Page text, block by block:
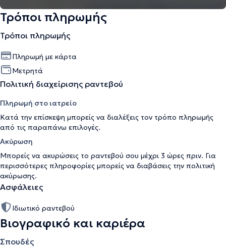
Τρόποι πληρωμής
Τρόποι πληρωμής
Πληρωμή με κάρτα
Μετρητά
Πολιτική διαχείρισης ραντεβού
Πληρωμή στο ιατρείο
Κατά την επίσκεψη μπορείς να διαλέξεις τον τρόπο πληρωμής
από τις παραπάνω επιλογές.
Ακύρωση
Μπορείς να ακυρώσεις το ραντεβού σου μέχρι 3 ώρες πριν. Για
περισσότερες πληροφορίες μπορείς να διαβάσεις την πολιτική
ακύρωσης.
Ασφάλειες
Ιδιωτικό ραντεβού
Βιογραφικό και καριέρα
Σπουδές